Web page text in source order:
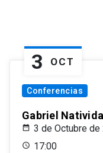
3 OCT
Conferencias
Gabriel
3 de Octubre de
17:00